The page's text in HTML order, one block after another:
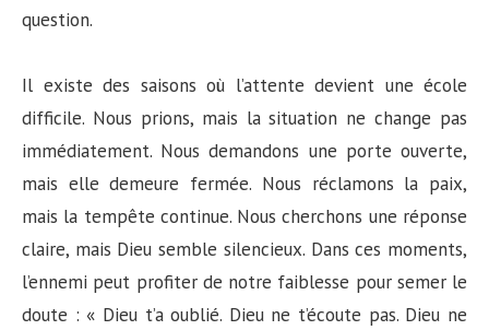
question.
Il existe des saisons où l’attente devient une école
difficile. Nous prions, mais la situation ne change pas
immédiatement. Nous demandons une porte ouverte,
mais elle demeure fermée. Nous réclamons la paix,
mais la tempête continue. Nous cherchons une réponse
claire, mais Dieu semble silencieux. Dans ces moments,
l’ennemi peut profiter de notre faiblesse pour semer le
doute : « Dieu t’a oublié. Dieu ne t’écoute pas. Dieu ne